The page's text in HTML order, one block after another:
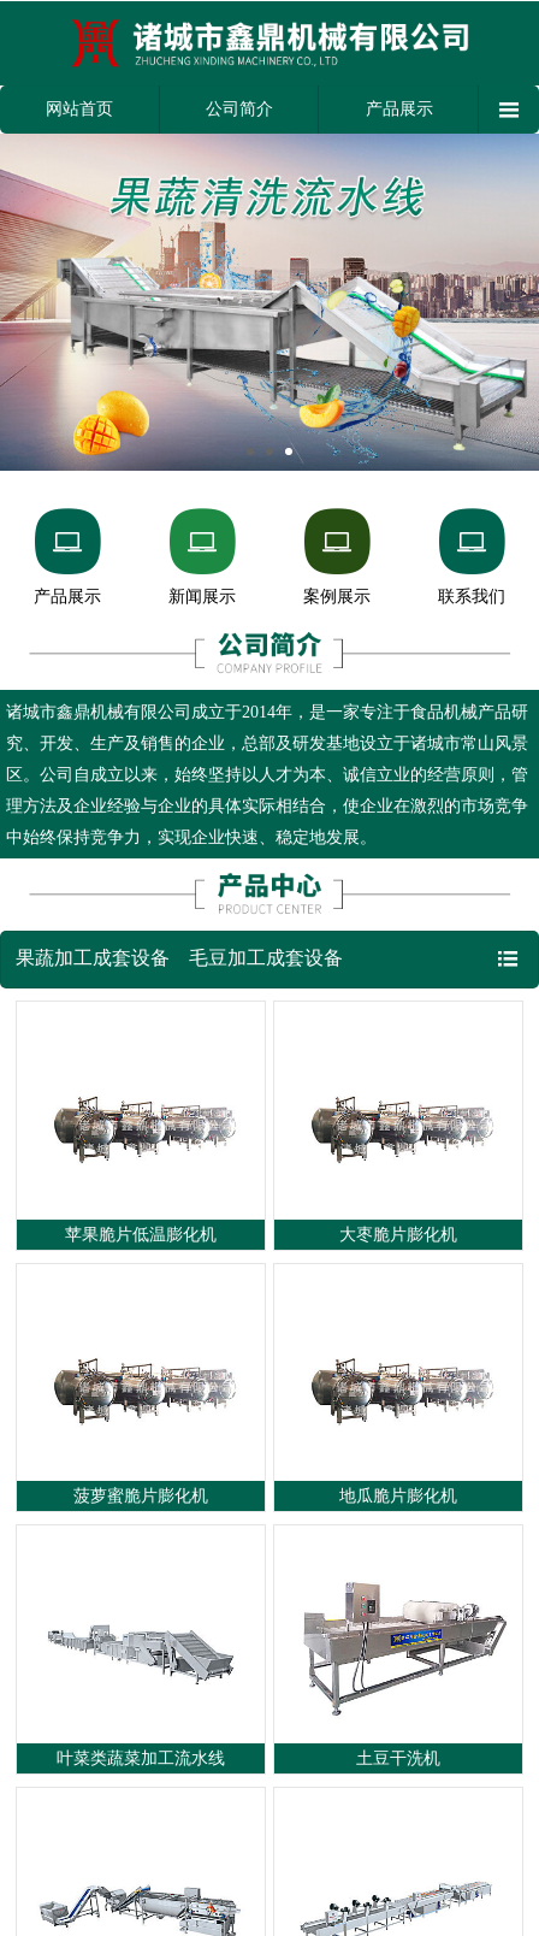
网站首页 公司简介 产品展示 


产品展示


新闻展示


案例展示


联系我们
诸城市鑫鼎机械有限公司成立于2014年，是一家专注于食品机械产品研
究、开发、生产及销售的企业，总部及研发基地设立于诸城市常山风景
区。公司自成立以来，始终坚持以人才为本、诚信立业的经营原则，管
理方法及企业经验与企业的具体实际相结合，使企业在激烈的市场竞争
中始终保持竞争力，实现企业快速、稳定地发展。
果蔬加工成套设备 毛豆加工成套设备
炒锅蒸煮锅系列 烘干设备 案例展示

苹果脆片低温膨化机 大枣脆片膨化机
菠萝蜜脆片膨化机 地瓜脆片膨化机
叶菜类蔬菜加工流水线 土豆干洗机